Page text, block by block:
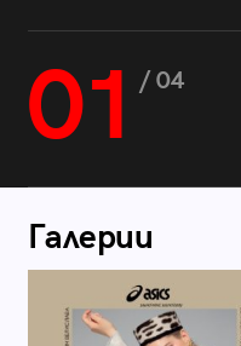
01 / 04
Галерии